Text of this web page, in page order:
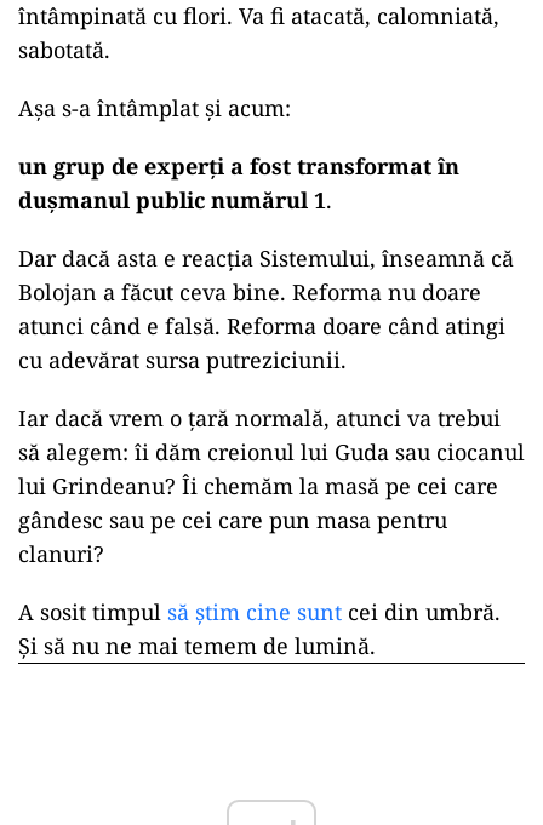
întâmpinată cu flori. Va fi atacată, calomniată,
sabotată.
Așa s-a întâmplat și acum:
un grup de experți a fost transformat în
dușmanul public numărul 1.
Dar dacă asta e reacția Sistemului, înseamnă că
Bolojan a făcut ceva bine. Reforma nu doare
atunci când e falsă. Reforma doare când atingi
cu adevărat sursa putreziciunii.
Iar dacă vrem o țară normală, atunci va trebui
să alegem: îi dăm creionul lui Guda sau ciocanul
lui Grindeanu? Îi chemăm la masă pe cei care
gândesc sau pe cei care pun masa pentru
clanuri?
A sosit timpul să știm cine sunt cei din umbră.
Și să nu ne mai temem de lumină.